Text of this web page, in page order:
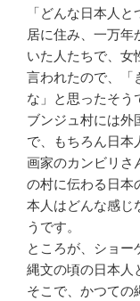
「どんな日本人
居に住み、一万年
いた人たちで、女
言われたので、「
な」と思ったそう
ブンジュ村には外
で、もちろん日本
画家のカンビリさ
の村に伝わる日本
本人はどんな感じ
うです。
ところが、ショー
縄文の頃の日本人
そこで、かつての